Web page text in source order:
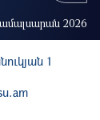
2026
1